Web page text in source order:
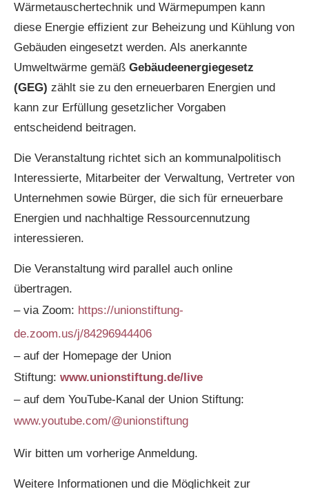
Wärmetauschertechnik und Wärmepumpen kann
diese Energie effizient zur Beheizung und Kühlung von
Gebäuden eingesetzt werden. Als anerkannte
Umweltwärme gemäß Gebäudeenergiegesetz
(GEG) zählt sie zu den erneuerbaren Energien und
kann zur Erfüllung gesetzlicher Vorgaben
entscheidend beitragen.
Die Veranstaltung richtet sich an kommunalpolitisch
Interessierte, Mitarbeiter der Verwaltung, Vertreter von
Unternehmen sowie Bürger, die sich für erneuerbare
Energien und nachhaltige Ressourcennutzung
interessieren.
Die Veranstaltung wird parallel auch online
übertragen.
– via Zoom: https://unionstiftung-
de.zoom.us/j/84296944406
– auf der Homepage der Union
Stiftung: www.unionstiftung.de/live
– auf dem YouTube-Kanal der Union Stiftung:
www.youtube.com/@unionstiftung
Wir bitten um vorherige Anmeldung.
Weitere Informationen und die Möglichkeit zur